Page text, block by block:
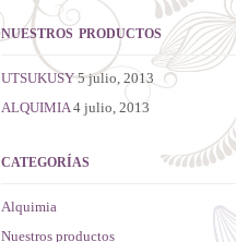
NUESTROS PRODUCTOS
UTSUKUSY 5 julio, 2013
ALQUIMIA 4 julio, 2013
CATEGORÍAS
Alquimia
Nuestros productos